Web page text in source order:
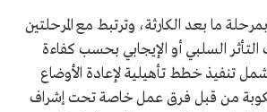
ما بعد الكارثة، وترتبط مع المرحلتين
التأثر السلبي أو الإيجابي بحسب كفاءة
تنفيذ خطط تأهيلية لإعادة الأوضاع
من قبل فرق عمل خاصة تحت إشراف